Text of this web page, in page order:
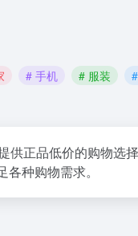
# 手机 # 服装
供正品低价的购物
种购物需求。